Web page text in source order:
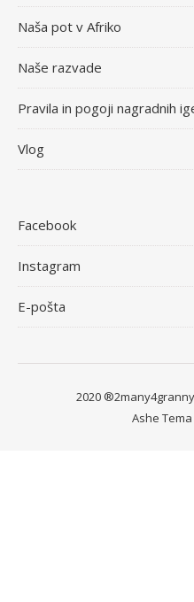
Naša pot v Afriko
Naše razvade
Pravila in pogoji nagradnih
Vlog
Facebook
Instagram
E-pošta
2020
Ashe